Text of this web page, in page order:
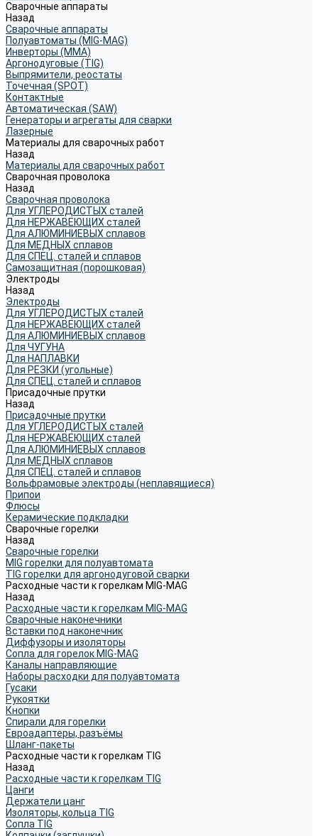
Сварочные аппараты
Назад
Сварочные аппараты
Полуавтоматы (MIG-MAG)
Инверторы (MMA)
Аргонодуговые (TIG)
Выпрямители, реостаты
Точечная (SPOT)
Контактные
Автоматическая (SAW)
Генераторы и агрегаты для сварки
Лазерные
Материалы для сварочных работ
Назад
Материалы для сварочных работ
Сварочная проволока
Назад
Сварочная проволока
Для УГЛЕРОДИСТЫХ сталей
Для НЕРЖАВЕЮЩИХ сталей
Для АЛЮМИНИЕВЫХ сплавов
Для МЕДНЫХ сплавов
Для СПЕЦ. сталей и сплавов
Самозащитная (порошковая)
Электроды
Назад
Электроды
Для УГЛЕРОДИСТЫХ сталей
Для НЕРЖАВЕЮЩИХ сталей
Для АЛЮМИНИЕВЫХ сплавов
Для ЧУГУНА
Для НАПЛАВКИ
Для РЕЗКИ (угольные)
Для СПЕЦ. сталей и сплавов
Присадочные прутки
Назад
Присадочные прутки
Для УГЛЕРОДИСТЫХ сталей
Для НЕРЖАВЕЮЩИХ сталей
Для АЛЮМИНИЕВЫХ сплавов
Для МЕДНЫХ сплавов
Для СПЕЦ. сталей и сплавов
Вольфрамовые электроды (неплавящиеся)
Припои
Флюсы
Керамические подкладки
Сварочные горелки
Назад
Сварочные горелки
MIG горелки для полуавтомата
TIG горелки для аргонодуговой сварки
Расходные части к горелкам MIG-MAG
Назад
Расходные части к горелкам MIG-MAG
Сварочные наконечники
Вставки под наконечник
Диффузоры и изоляторы
Сопла для горелок MIG-MAG
Каналы направляющие
Наборы расходки для полуавтомата
Гусаки
Рукоятки
Кнопки
Спирали для горелки
Евроадаптеры, разъёмы
Шланг-пакеты
Расходные части к горелкам TIG
Назад
Расходные части к горелкам TIG
Цанги
Держатели цанг
Изоляторы, кольца TIG
Сопла TIG